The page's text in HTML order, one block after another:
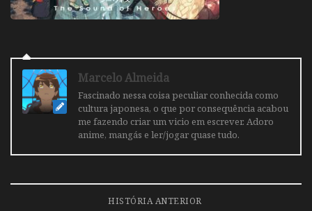
Marcelo Almeida
Fascinado nessa coisa peculiar conhecida como
cultura japonesa, o que por consequência acabou
me fazendo criar um vicio em escrever. Adoro
anime, mangás e ler/jogar quase tudo.
HISTÓRIA ANTERIOR